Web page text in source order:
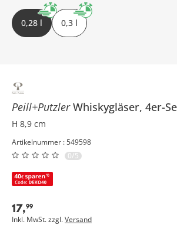
Peill+PutzlerWhiskygläser, 4er-
H 8,9 cm
Artikelnummer : 549598
0/5
17,99
Inkl. MwSt. zzgl.Versand
0,28 l 0,3 l